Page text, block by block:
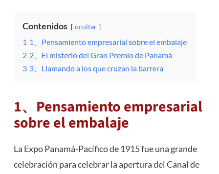
Contenidos ocultar
1 1、Pensamiento empresarial sobre el embalaje
2 2、El misterio del Gran Premio de Panamá
3 3、Llamando a los que cruzan la barrera
1、Pensamiento empresarial
sobre el embalaje
La Expo Panamá-Pacífico de 1915 fue una grande
celebración para celebrar la apertura del Canal de